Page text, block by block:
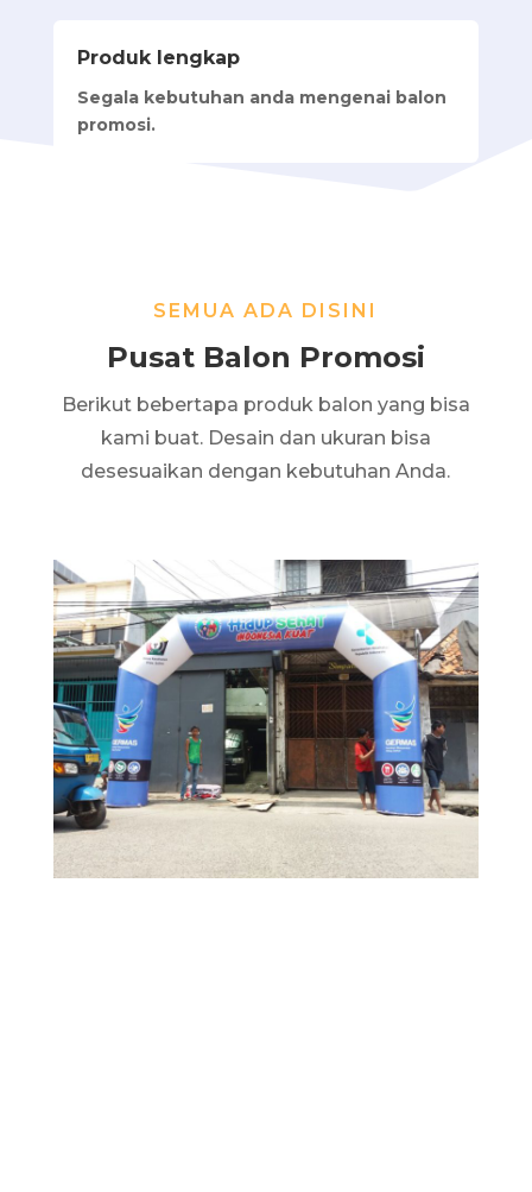
Produk lengkap
Segala kebutuhan anda mengenai balon
promosi.
SEMUA ADA DISINI
Pusat Balon Promosi
Berikut bebertapa produk balon yang bisa
kami buat. Desain dan ukuran bisa
desesuaikan dengan kebutuhan Anda.